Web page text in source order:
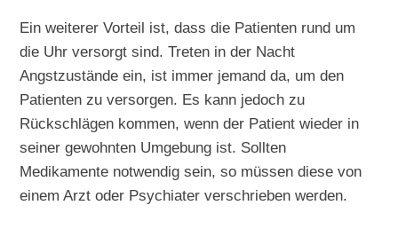
Ein weiterer Vorteil ist, dass die Patienten rund um
die Uhr versorgt sind. Treten in der Nacht
Angstzustände ein, ist immer jemand da, um den
Patienten zu versorgen. Es kann jedoch zu
Rückschlägen kommen, wenn der Patient wieder in
seiner gewohnten Umgebung ist. Sollten
Medikamente notwendig sein, so müssen diese von
einem Arzt oder Psychiater verschrieben werden.